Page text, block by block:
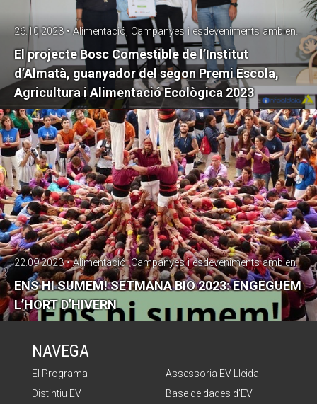
El projecte Bosc Comestible de l’Institut
d’Almatà, guanyador del segon Premi Escola,
Agricultura i Alimentació Ecològica 2023
26.10.2023 • Alimentació, Campanyes i esdeveniments ambientals
ENS HI SUMEM! SETMANA BIO 2023: ENGEGUEM
L’HORT D’HIVERN
22.09.2023 • Alimentació, Campanyes i esdeveniments ambientals
NAVEGA
El Programa
Distintiu EV
Assessoria EV Lleida
Base de dades d’EV